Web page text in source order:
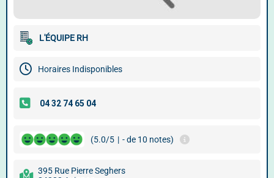
L'ÉQUIPE RH
Horaires Indisponibles
(5.0/5 | - de 10 notes)
395 Rue Pierre Seghers